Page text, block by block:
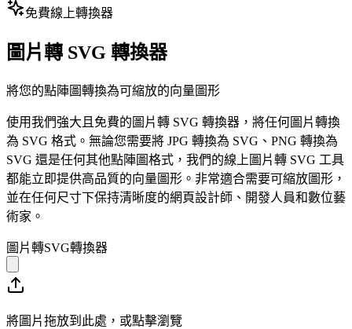
免費線上轉換器
圖片轉 SVG 轉換器
將您的點陣圖轉換為可縮放的向量圖形
使用我們強大且免費的圖片轉 SVG 轉換器，將任何圖片轉換
為 SVG 格式。無論您需要將 JPG 轉換為 SVG、PNG 轉換為
SVG 還是任何其他點陣圖格式，我們的線上圖片轉 SVG 工具
都能立即提供高品質的向量圖形。非常適合需要可縮放圖形，
並在任何尺寸下保持清晰度的網頁設計師、開發人員和數位藝
術家。
圖片轉SVG轉換器
將圖片拖放到此處，或點擊瀏覽